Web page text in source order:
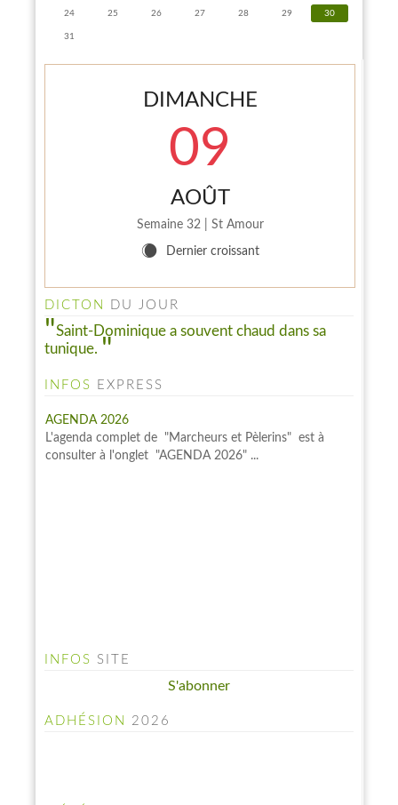
24 25 26 27 28 29 30
31
DIMANCHE
09
AOÛT
Semaine 32 | St Amour
X Dernier croissant
DICTON DU JOUR
Saint-Dominique a souvent chaud dans sa
tunique.
INFOS EXPRESS
AGENDA 2026
L'agenda complet de "Marcheurs et Pèlerins" est à
consulter à l'onglet "AGENDA 2026" ...
Le PELINFO N° 109 du 1 juillet 2026 vient de sortir : A
consulter à la rubrique "LE PELINFO"...
INFOS SITE
S'abonner
ADHÉSION 2026